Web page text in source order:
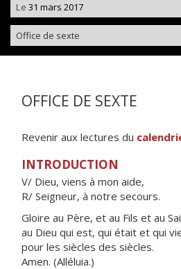
Le 31 mars 2017
Office de sexte
OFFICE DE SEXTE
Revenir aux lectures du
INTRODUCTION
V/ Dieu, viens à mon aide,
R/ Seigneur, à notre secours.
Gloire au Père, et au Fils et au
au Dieu qui est, qui était et qui
pour les siècles des siècles.
Amen. (Alléluia.)